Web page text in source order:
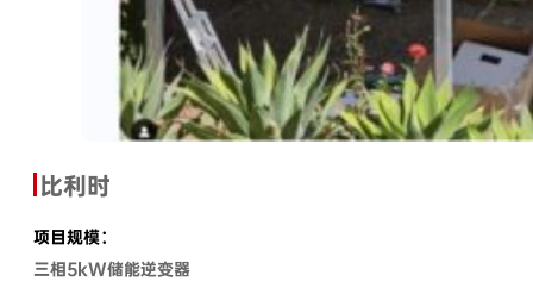
比利时
项目规模：
三相5kW储能逆变器